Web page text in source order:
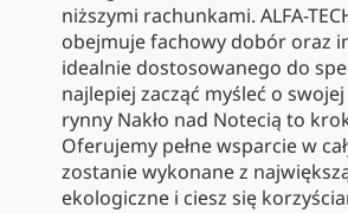
niższymi rachunkami. ALFA-
obejmuje fachowy dobór oraz
idealnie dostosowanego do
najlepiej zacząć myśleć o
rynny Nakło nad Notecią to
Oferujemy pełne wsparcie w
zostanie wykonane z
ekologiczne i ciesz się